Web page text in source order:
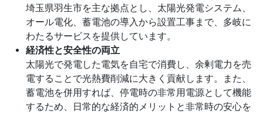
埼玉県羽生市を主な拠点とし、太陽光発電システム、
オール電化、蓄電池の導入から設置工事まで、多岐に
わたるサービスを提供しています。
経済性と安全性の両立
太陽光で発電した電気を自宅で消費し、余剰電力を売
電することで光熱費削減に大きく貢献します。また、
蓄電池を併用すれば、停電時の非常用電源として機能
するため、日常的な経済的メリットと非常時の安心を